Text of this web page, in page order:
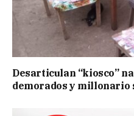
Desarticulan “kiosco”
demorados y millonario